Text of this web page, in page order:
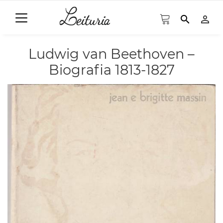
search person_outline
Ludwig van Beethoven –
Biografia 1813-1827